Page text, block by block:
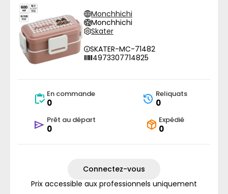
Monchhichi
Monchhichi
Skater
SKATER-MC-71482
4973307714825
En commande
0
Reliquats
0
Prêt au départ
0
Expédié
0
Connectez-vous
Prix accessible aux professionnels uniquement